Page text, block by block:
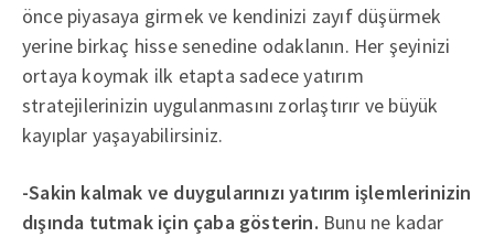
önce piyasaya girmek ve kendinizi zayıf düşürmek
yerine birkaç hisse senedine odaklanın. Her şeyinizi
ortaya koymak ilk etapta sadece yatırım
stratejilerinizin uygulanmasını zorlaştırır ve büyük
kayıplar yaşayabilirsiniz.
-Sakin kalmak ve duygularınızı yatırım işlemlerinizin
dışında tutmak için çaba gösterin. Bunu ne kadar